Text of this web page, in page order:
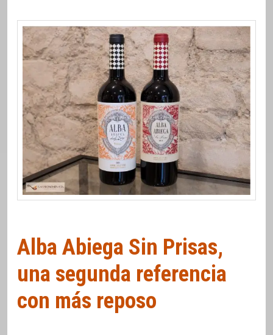
Alba Abiega Sin Prisas,
una segunda referencia
con más reposo